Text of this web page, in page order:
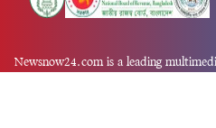
Newsnow24.com is a leading